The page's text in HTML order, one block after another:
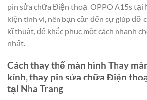
pin sửa chữa Điện thoại OPPO A15s tại
kiện tinh vi, nên bạn cần đến sự giúp đỡ
kĩ thuật, để khắc phục một cách nhanh
nhất.
Cách thay thế màn hình Thay
kính, thay pin sửa chữa Điện
tại Nha Trang